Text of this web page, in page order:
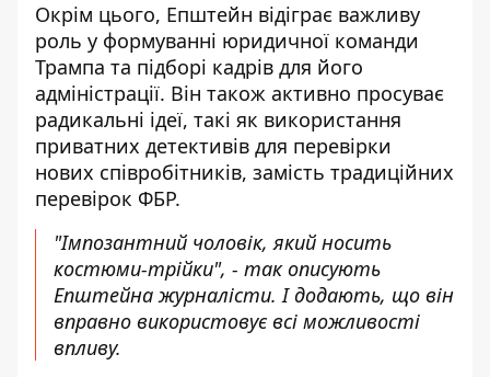
Окрім цього, Епштейн відіграє важливу
роль у формуванні юридичної команди
Трампа та підборі кадрів для його
адміністрації. Він також активно просуває
радикальні ідеї, такі як використання
приватних детективів для перевірки
нових співробітників, замість традиційних
перевірок ФБР.
"Імпозантний чоловік, який носить
костюми-трійки", - так описують
Епштейна журналісти. І додають, що він
вправно використовує всі можливості
впливу.